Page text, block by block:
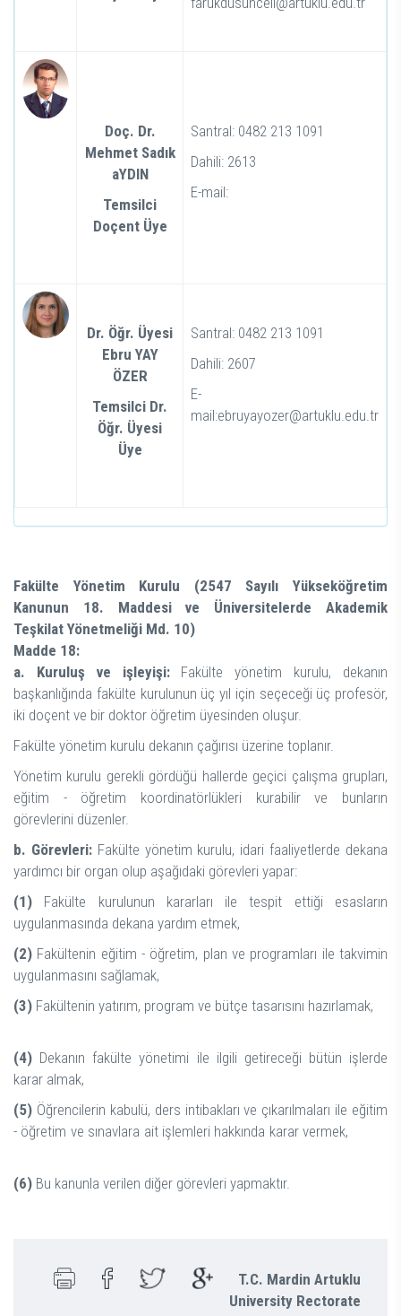
Doç. Dr.
Mehmet Sadık
aYDIN
Temsilci
Doçent Üye
Santral: 0482 213 1091
Dahili: 2613
E-mail:
Dr. Öğr. Üyesi
Ebru YAY
ÖZER
Temsilci Dr.
Öğr. Üyesi
Üye
Santral: 0482 213 1091
Dahili: 2607
E-
mail:ebruyayozer@artuklu.edu.tr
Fakülte Yönetim Kurulu (2547 Sayılı Yükseköğretim
Kanunun 18. Maddesi ve Üniversitelerde Akademik
Teşkilat Yönetmeliği Md. 10)
Madde 18:
a. Kuruluş ve işleyişi: Fakülte yönetim kurulu, dekanın
başkanlığında fakülte kurulunun üç yıl için seçeceği üç profesör,
iki doçent ve bir doktor öğretim üyesinden oluşur.
Fakülte yönetim kurulu dekanın çağırısı üzerine toplanır.
Yönetim kurulu gerekli gördüğü hallerde geçici çalışma grupları,
eğitim - öğretim koordinatörlükleri kurabilir ve bunların
görevlerini düzenler.
b. Görevleri:Fakülte yönetim kurulu, idari faaliyetlerde dekana
yardımcı bir organ olup aşağıdaki görevleri yapar:
(1) Fakülte kurulunun kararları ile tespit ettiği esasların
uygulanmasında dekana yardım etmek,
(2) Fakültenin eğitim - öğretim, plan ve programları ile takvimin
uygulanmasını sağlamak,
(3) Fakültenin yatırım, program ve bütçe tasarısını hazırlamak,
(4) Dekanın fakülte yönetimi ile ilgili getireceği bütün işlerde
karar almak,
(5) Öğrencilerin kabulü, ders intibakları ve çıkarılmaları ile eğitim
- öğretim ve sınavlara ait işlemleri hakkında karar vermek,
(6) Bu kanunla verilen diğer görevleri yapmaktır.
T.C. Mardin Artuklu
University Rectorate